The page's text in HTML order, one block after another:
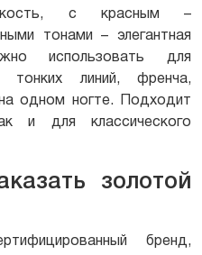
с красным –
тонами – элегантная
использовать для
тонких линий, френча,
одном ногте. Подходит
и для классического
золотой
бренд,